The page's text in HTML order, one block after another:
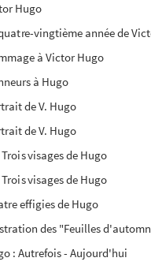
Hugo
quatre-vingtième année de
à Victor Hugo
à Hugo
de V. Hugo
de V. Hugo
Trois visages de Hugo
Trois visages de Hugo
effigies de Hugo
des "Feuilles
: Autrefois - Aujourd'hui